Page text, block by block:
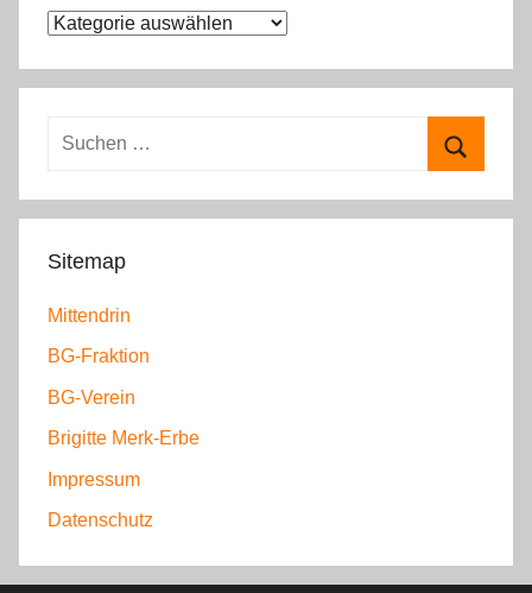
K
t
r
i
n
c
e
a
c
h
u
Sitemap
Mittendrin
BG-Fraktion
BG-Verein
Brigitte Merk-Erbe
Impressum
Datenschutz